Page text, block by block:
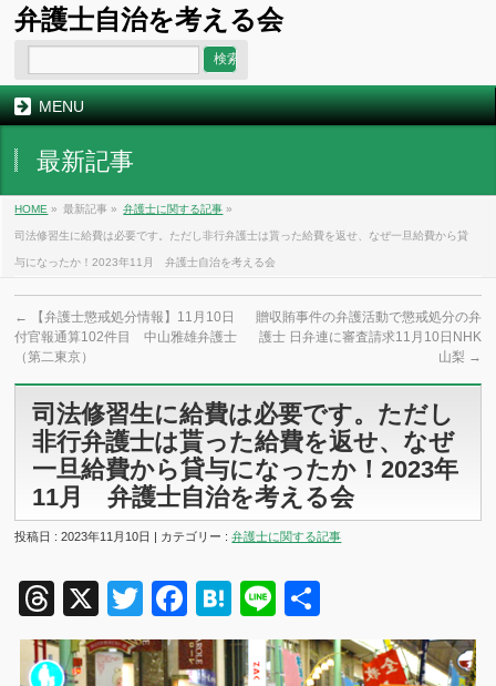
弁護士自治を考える会
MENU
最新記事
HOME » 最新記事 » 弁護士に関する記事 »
司法修習生に給費は必要です。ただし非行弁護士は貰った給費を返せ、なぜ一旦給費から貸
与になったか！2023年11月 弁護士自治を考える会
←
【弁護士懲戒処分情報】11月10日
付官報通算102件目 中山雅雄弁護士
（第二東京）
贈収賄事件の弁護活動で懲戒処分の弁
護士 日弁連に審査請求11月10日NHK
山梨 →
司法修習生に給費は必要です。ただし
非行弁護士は貰った給費を返せ、なぜ
一旦給費から貸与になったか！2023年
11月 弁護士自治を考える会
投稿日 : 2023年11月10日 | カテゴリー :弁護士に関する記事
Threads
X TwitterFacebook
Hatena
Line
有